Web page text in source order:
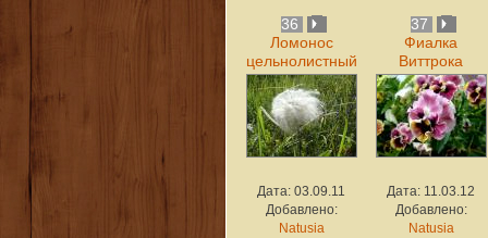
36
Ломонос
цельнолистный
Дата: 03.09.11
Добавлено:
Natusia
37
Фиалка
Виттрока
Дата: 11.03.12
Добавлено:
Natusia